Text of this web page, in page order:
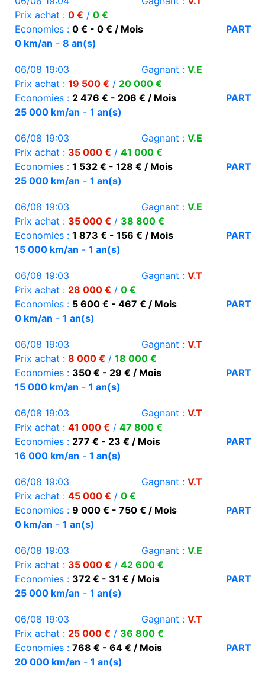
Prix achat : 0 € / 0 €
Economies : 0 € - 0 € / Mois
PART
0 km/an - 8 an(s)
06/08 19:03 Gagnant : V.E
Prix achat : 19 500 € / 20 000 €
Economies : 2 476 € - 206 € / Mois
PART
25 000 km/an - 1 an(s)
06/08 19:03 Gagnant : V.E
Prix achat : 35 000 € / 41 000 €
Economies : 1 532 € - 128 € / Mois
PART
25 000 km/an - 1 an(s)
06/08 19:03 Gagnant : V.E
Prix achat : 35 000 € / 38 800 €
Economies : 1 873 € - 156 € / Mois
PART
15 000 km/an - 1 an(s)
06/08 19:03 Gagnant : V.T
Prix achat : 28 000 € / 0 €
Economies : 5 600 € - 467 € / Mois
PART
0 km/an - 1 an(s)
06/08 19:03 Gagnant : V.T
Prix achat : 8 000 € / 18 000 €
Economies : 350 € - 29 € / Mois
PART
15 000 km/an - 1 an(s)
06/08 19:03 Gagnant : V.T
Prix achat : 41 000 € / 47 800 €
Economies : 277 € - 23 € / Mois
PART
16 000 km/an - 1 an(s)
06/08 19:03 Gagnant : V.T
Prix achat : 45 000 € / 0 €
Economies : 9 000 € - 750 € / Mois
PART
0 km/an - 1 an(s)
06/08 19:03 Gagnant : V.E
Prix achat : 35 000 € / 42 600 €
Economies : 372 € - 31 € / Mois
PART
25 000 km/an - 1 an(s)
06/08 19:03 Gagnant : V.T
Prix achat : 25 000 € / 36 800 €
Economies : 768 € - 64 € / Mois
PART
20 000 km/an - 1 an(s)